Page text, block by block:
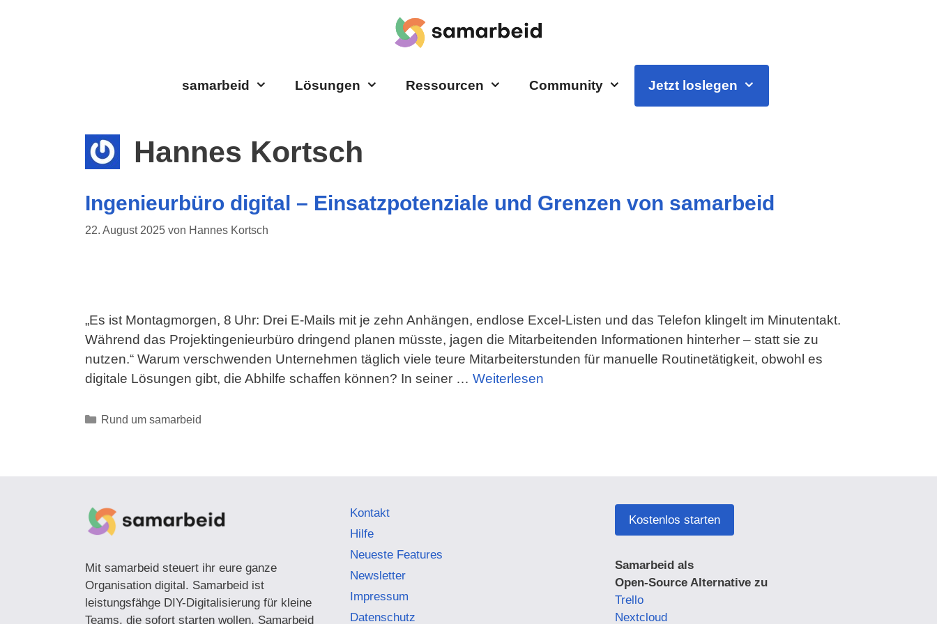
samarbeid Lösungen Ressourcen Community Jetzt loslegen
Hannes Kortsch
Ingenieurbüro digital – Einsatzpotenziale und Grenzen von samarbeid
22. August 2025 von Hannes Kortsch
„Es ist Montagmorgen, 8 Uhr: Drei E‑Mails mit je zehn Anhängen, endlose Excel-Listen und das Telefon klingelt im Minutentakt.
Während das Projektingenieurbüro dringend planen müsste, jagen die Mitarbeitenden Informationen hinterher – statt sie zu
nutzen.“ Warum verschwenden Unternehmen täglich viele teure Mitarbeiterstunden für manuelle Routinetätigkeit, obwohl es
digitale Lösungen gibt, die Abhilfe schaffen können? In seiner … Weiterlesen
Kategorien
Rund um samarbeid
Mit samarbeid steuert ihr eure ganze
Organisation digital. Samarbeid ist
leistungsfähge DIY-Digitalisierung für kleine
Teams, die sofort starten wollen. Samarbeid
Kontakt
Hilfe
Neueste Features
Newsletter
Impressum
Datenschutz
Kostenlos starten
Samarbeid als
Open-Source Alternative zu
Trello
Nextcloud